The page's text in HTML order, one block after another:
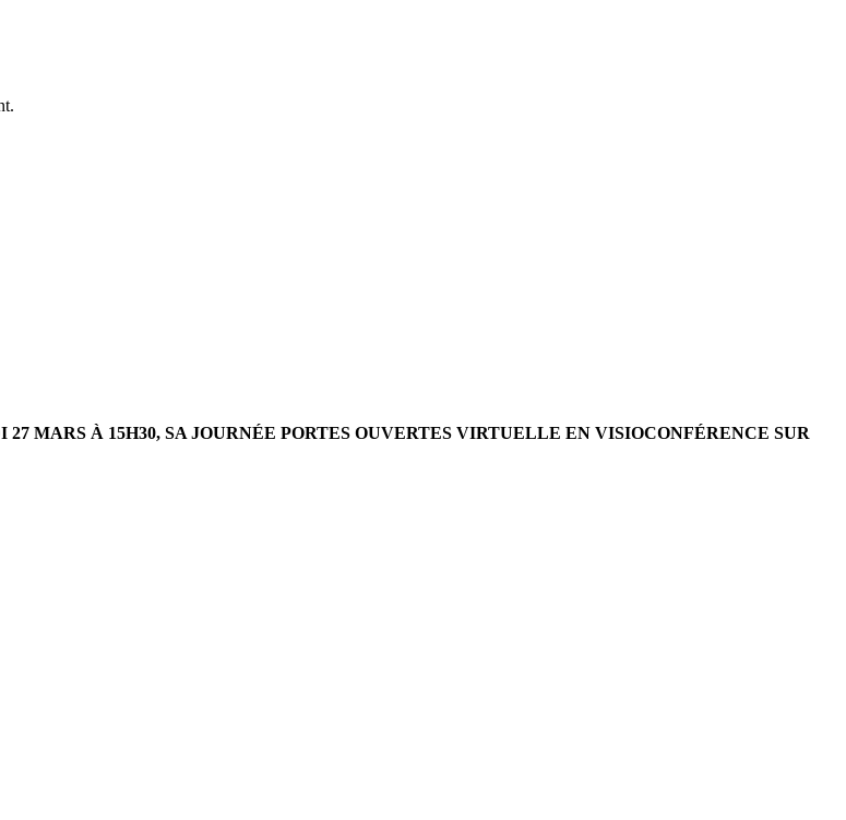
MARS À 15H30, SA JOURNÉE PORTES OUVERTES VIRTUELLE EN VISIOCONFÉRENCE SUR